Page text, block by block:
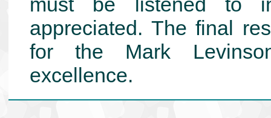
appreciated. The final
for the Mark
excellence.